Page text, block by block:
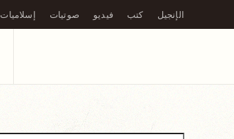
Skip to main content
الإنجيل كتب فيديو صوتيات إسلاميات